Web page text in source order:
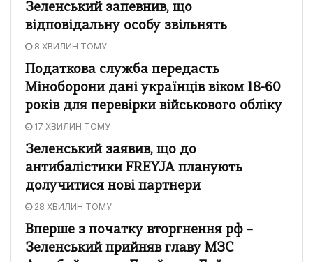
Зеленський запевнив, що
відповідальну особу звільнять
8 ХВИЛИН ТОМУ
Податкова служба передасть
Міноборони дані українців віком 18-60
років для перевірки військового обліку
17 ХВИЛИН ТОМУ
Зеленський заявив, що до
антибалістики FREYJA планують
долучитися нові партнери
28 ХВИЛИН ТОМУ
Вперше з початку вторгнення рф –
Зеленський прийняв главу МЗС